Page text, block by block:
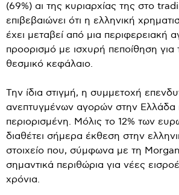
(69%) αι της κυριαρχίας της στο
επιβεβαιώνει ότι η ελληνική
έχει μεταβεί από μια περιφερειακή
προορισμό με ισχυρή πεποίθηση για
θεσμικό κεφάλαιο.
Την ίδια στιγμή, η συμμετοχή
ανεπτυγμένων αγορών στην Ελλάδα
περιορισμένη. Μόλις το 12% των
διαθέτει σήμερα έκθεση στην
στοιχείο που, σύμφωνα με τη
σημαντικά περιθώρια για νέες
χρόνια.